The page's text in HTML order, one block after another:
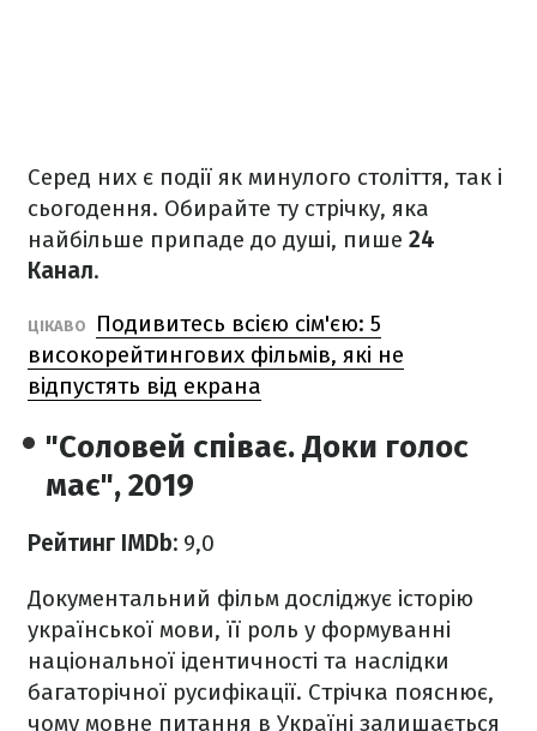
Серед них є події як минулого століття, так і
сьогодення. Обирайте ту стрічку, яка
найбільше припаде до душі, пише 24
Канал.
ЦІКАВО
Подивитесь всією сім'єю: 5
високорейтингових фільмів, які не
відпустять від екрана
"Соловей співає. Доки голос
має", 2019
Рейтинг IMDb: 9,0
Документальний фільм досліджує історію
української мови, її роль у формуванні
національної ідентичності та наслідки
багаторічної русифікації. Стрічка пояснює,
чому мовне питання в Україні залишається